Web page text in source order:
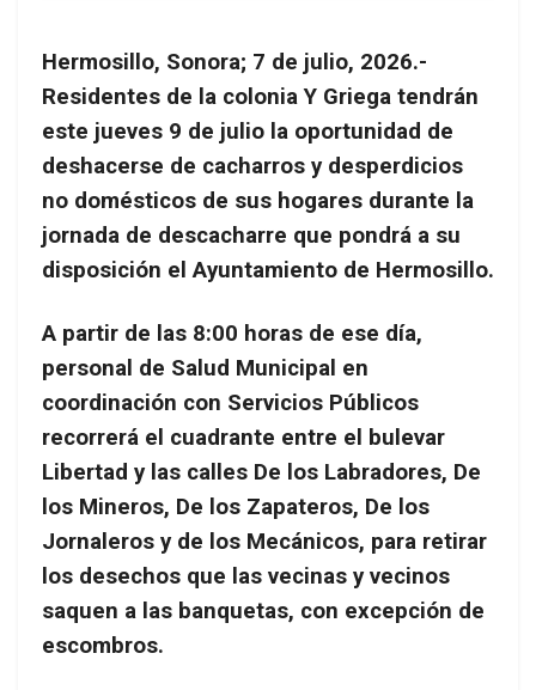
Hermosillo, Sonora; 7 de julio, 2026.-
Residentes de la colonia Y Griega tendrán
este jueves 9 de julio la oportunidad de
deshacerse de cacharros y desperdicios
no domésticos de sus hogares durante la
jornada de descacharre que pondrá a su
disposición el Ayuntamiento de Hermosillo.
A partir de las 8:00 horas de ese día,
personal de Salud Municipal en
coordinación con Servicios Públicos
recorrerá el cuadrante entre el bulevar
Libertad y las calles De los Labradores, De
los Mineros, De los Zapateros, De los
Jornaleros y de los Mecánicos, para retirar
los desechos que las vecinas y vecinos
saquen a las banquetas, con excepción de
escombros.